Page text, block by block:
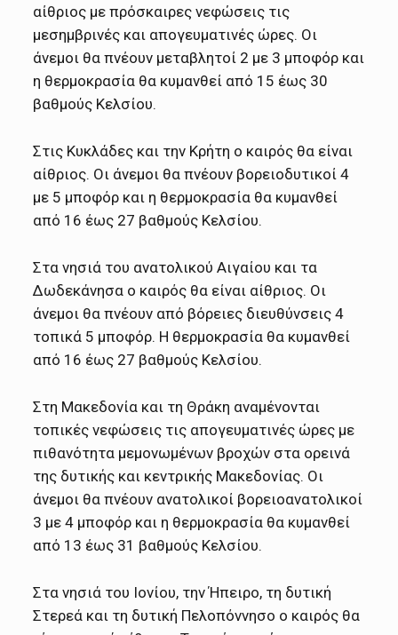
αίθριος με πρόσκαιρες νεφώσεις τις
μεσημβρινές και απογευματινές ώρες. Οι
άνεμοι θα πνέουν μεταβλητοί 2 με 3 μποφόρ και
η θερμοκρασία θα κυμανθεί από 15 έως 30
βαθμούς Κελσίου.
Στις Κυκλάδες και την Κρήτη ο καιρός θα είναι
αίθριος. Οι άνεμοι θα πνέουν βορειοδυτικοί 4
με 5 μποφόρ και η θερμοκρασία θα κυμανθεί
από 16 έως 27 βαθμούς Κελσίου.
Στα νησιά του ανατολικού Αιγαίου και τα
Δωδεκάνησα ο καιρός θα είναι αίθριος. Οι
άνεμοι θα πνέουν από βόρειες διευθύνσεις 4
τοπικά 5 μποφόρ. Η θερμοκρασία θα κυμανθεί
από 16 έως 27 βαθμούς Κελσίου.
Στη Μακεδονία και τη Θράκη αναμένονται
τοπικές νεφώσεις τις απογευματινές ώρες με
πιθανότητα μεμονωμένων βροχών στα ορεινά
της δυτικής και κεντρικής Μακεδονίας. Οι
άνεμοι θα πνέουν ανατολικοί βορειοανατολικοί
3 με 4 μποφόρ και η θερμοκρασία θα κυμανθεί
από 13 έως 31 βαθμούς Κελσίου.
Στα νησιά του Ιονίου, την Ήπειρο, τη δυτική
Στερεά και τη δυτική Πελοπόννησο ο καιρός θα